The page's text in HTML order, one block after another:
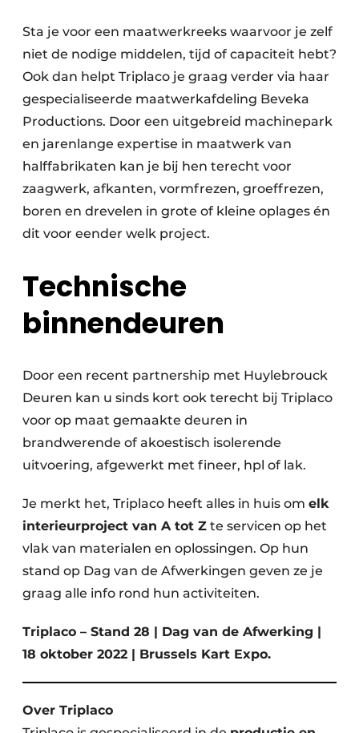
Sta je voor een maatwerkreeks waarvoor je zelf
niet de nodige middelen, tijd of capaciteit hebt?
Ook dan helpt Triplaco je graag verder via haar
gespecialiseerde maatwerkafdeling Beveka
Productions. Door een uitgebreid machinepark
en jarenlange expertise in maatwerk van
halffabrikaten kan je bij hen terecht voor
zaagwerk, afkanten, vormfrezen, groeffrezen,
boren en drevelen in grote of kleine oplages én
dit voor eender welk project.
Technische
binnendeuren
Door een recent partnership met Huylebrouck
Deuren kan u sinds kort ook terecht bij Triplaco
voor op maat gemaakte deuren in
brandwerende of akoestisch isolerende
uitvoering, afgewerkt met fineer, hpl of lak.
Je merkt het, Triplaco heeft alles in huis om elk
interieurproject van A tot Z te servicen op het
vlak van materialen en oplossingen. Op hun
stand op Dag van de Afwerkingen geven ze je
graag alle info rond hun activiteiten.
Triplaco – Stand 28 | Dag van de Afwerking |
18 oktober 2022 | Brussels Kart Expo.
Over Triplaco